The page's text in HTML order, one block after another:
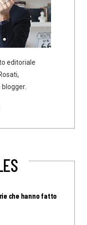
editoriale
che hanno fatto